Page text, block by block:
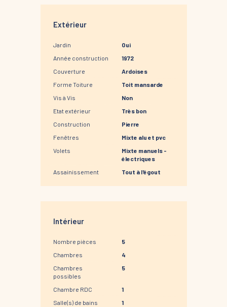
Extérieur
Jardin
Oui
Année construction
1972
Couverture
Ardoises
Forme Toiture
Toit mansarde
Vis à Vis
Non
Etat extérieur
Très bon
Construction
Pierre
Fenêtres
Mixte alu et pvc
Volets
Mixte manuels -
électriques
Assainissement
Tout à l'égout
Intérieur
Nombre pièces
5
Chambres
4
Chambres
possibles
5
Chambre RDC
1
Salle(s) de bains
1